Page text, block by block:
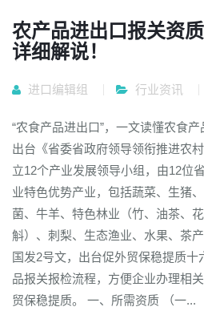
农产品进出口报关资
详细解说！
进口编辑组 行业资讯
“农食产品进出口”，一文读懂农食
出台《省委省政府领导领衔推进农
立12个产业发展领导小组，由12位
业特色优势产业，包括蔬菜、生猪
菌、牛羊、特色林业（竹、油茶、
斛）、刺梨、生态渔业、水果、茶
国发2号文，出台促外贸保稳提质
品报关报检流程，方便企业办理相
贸保稳提质。 一、所需资质 （一...